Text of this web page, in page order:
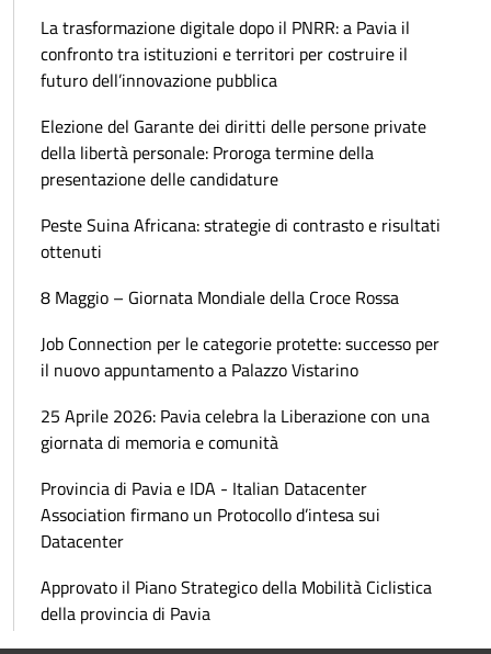
La trasformazione digitale dopo il PNRR: a Pavia il
confronto tra istituzioni e territori per costruire il
futuro dell’innovazione pubblica
Elezione del Garante dei diritti delle persone private
della libertà personale: Proroga termine della
presentazione delle candidature
Peste Suina Africana: strategie di contrasto e risultati
ottenuti
8 Maggio – Giornata Mondiale della Croce Rossa
Job Connection per le categorie protette: successo per
il nuovo appuntamento a Palazzo Vistarino
25 Aprile 2026: Pavia celebra la Liberazione con una
giornata di memoria e comunità
Provincia di Pavia e IDA - Italian Datacenter
Association firmano un Protocollo d’intesa sui
Datacenter
Approvato il Piano Strategico della Mobilità Ciclistica
della provincia di Pavia